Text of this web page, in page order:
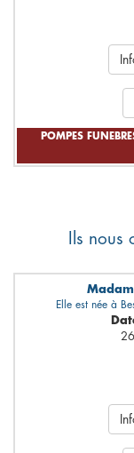
POMPES
Ils
Elle est née à